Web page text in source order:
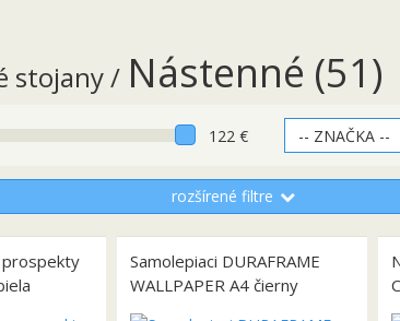
stojany / Nástenné (51)
122 €
rozšírené filtre
prospekty
Samolepiaci DURAFRAME
WALLPAPER A4 čierny